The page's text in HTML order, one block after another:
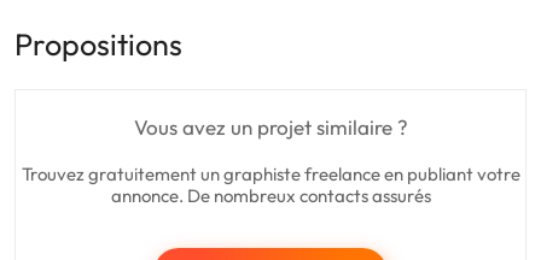
Propositions
Vous avez un projet similaire ?
Trouvez gratuitement un graphiste freelance en publiant votre
annonce. De nombreux contacts assurés